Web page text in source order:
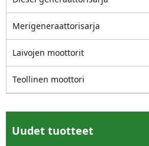
Merigeneraattorisarja
Laivojen moottorit
Teollinen moottori
Uudet tuotteet